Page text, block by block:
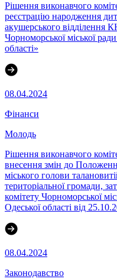
Рішення виконавчого
реєстрацію народження
акушерського відділення
Чорноморської міської
області»
08.04.2024
Фінанси
Молодь
Рішення виконавчого
внесення змін до
міського голови
територіальної громади,
комітету Чорноморської
Одеської області від
08.04.2024
Законодавство